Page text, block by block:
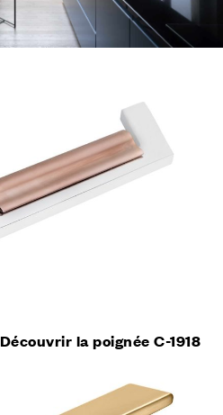
Découvrir la poignée C-1918